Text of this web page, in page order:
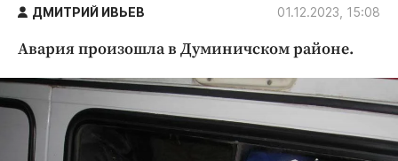
Народные новости
Благоустройство
Криминал
Культура
Недвижимость и ЖКХ
ДМИТРИЙ ИВЬЕВ 01.12.2023, 15:08
Авария произошла в Думиничском районе.